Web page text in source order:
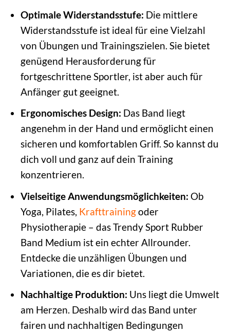
Optimale Widerstandsstufe: Die mittlere
Widerstandsstufe ist ideal für eine Vielzahl
von Übungen und Trainingszielen. Sie bietet
genügend Herausforderung für
fortgeschrittene Sportler, ist aber auch für
Anfänger gut geeignet.
Ergonomisches Design: Das Band liegt
angenehm in der Hand und ermöglicht einen
sicheren und komfortablen Griff. So kannst du
dich voll und ganz auf dein Training
konzentrieren.
Vielseitige Anwendungsmöglichkeiten: Ob
Yoga, Pilates, Krafttrainingoder
Physiotherapie – das Trendy Sport Rubber
Band Medium ist ein echter Allrounder.
Entdecke die unzähligen Übungen und
Variationen, die es dir bietet.
Nachhaltige Produktion: Uns liegt die Umwelt
am Herzen. Deshalb wird das Band unter
fairen und nachhaltigen Bedingungen